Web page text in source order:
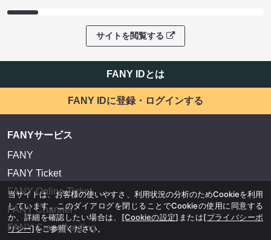
サイトを閲覧する
FANY IDとは
FANY IDに登録・ログインする
FANYサービス
FANY
FANY Ticket
FANY Online Ticket
FANY Channel
FANY Crowdfunding
当サイトは、お客様の使いやすさ、利用状況の分析のためCookieを利用
しています。このダイアログを閉じることでCookieの使用に同意する
か、詳細を確認したい場合は、 [Cookieの設定] または[プライバシーポ
リシー]をご参照ください。